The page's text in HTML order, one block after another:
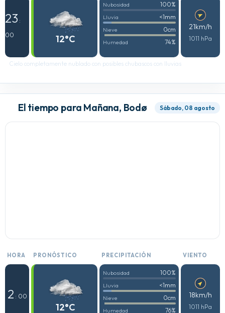
23 :
00
12°C
Nubosidad 100%
Lluvia <1mm
Nieve 0cm
Humedad 74%
21km/h
1011 hPa
Cielo completamente nublado con posibles chubascos con lluvias
El tiempo para Mañana, Bodø Sábado, 08 agosto
HORA PRONÓSTICO PRECIPITACIÓN VIENTO
2 : 00
12°C
Nubosidad 100%
Lluvia <1mm
Nieve 0cm
Humedad 76%
18km/h
1011 hPa